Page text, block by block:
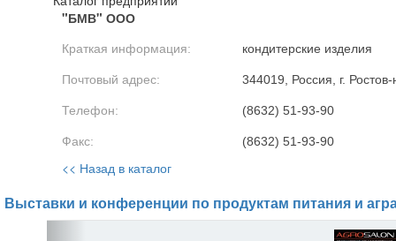
"БМВ" ООО
Краткая информация: кондитерские изделия
Почтовый адрес: 344019, Россия, г.
Телефон: (8632) 51-93-90
Факс: (8632) 51-93-90
<< Назад в каталог
Выставки и конференции по продуктам питания и